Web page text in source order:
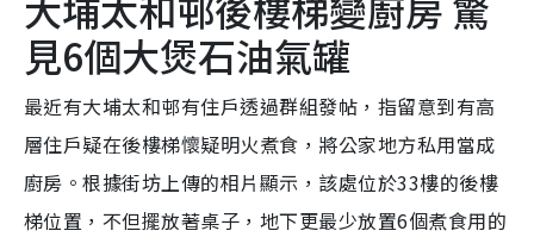
見6個大煲石油氣罐
最近有大埔太和邨有住戶透過群組發帖，指留意到有高
層住戶疑在後樓梯懷疑明火煮食，將公家地方私用當成
廚房。根據街坊上傳的相片顯示，該處位於33樓的後樓
梯位置，不但擺放著桌子，地下更最少放置6個煮食用的